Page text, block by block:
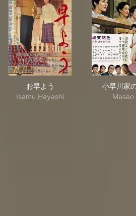
お早よう
Isamu Hayashi
小早川家
Masao